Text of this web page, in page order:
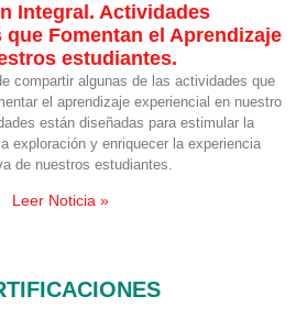
Integral. Actividades
Fomentan el Aprendizaje
estudiantes.
compartir algunas de las actividades que
el aprendizaje experiencial en nuestro
están diseñadas para estimular la
exploración y enriquecer la experiencia
de nuestros estudiantes.
Leer Noticia »